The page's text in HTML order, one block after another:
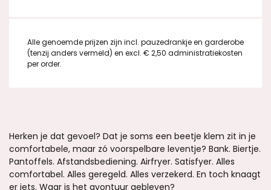
Alle genoemde prijzen zijn incl. pauzedrankje en garderobe
(tenzij anders vermeld) en excl. € 2,50 administratiekosten
per order.
Herken je dat gevoel? Dat je soms een beetje klem zit in je
comfortabele, maar zó voorspelbare leventje? Bank. Biertje.
Pantoffels. Afstandsbediening. Airfryer. Satisfyer. Alles
comfortabel. Alles geregeld. Alles verzekerd. En toch knaagt
er iets. Waar is het avontuur gebleven?